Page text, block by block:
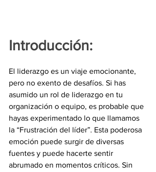
Introducción:
El liderazgo es un viaje emocionante,
pero no exento de desafíos. Si has
asumido un rol de liderazgo en tu
organización o equipo, es probable que
hayas experimentado lo que llamamos
la “Frustración del líder”. Esta poderosa
emoción puede surgir de diversas
fuentes y puede hacerte sentir
abrumado en momentos críticos. Sin